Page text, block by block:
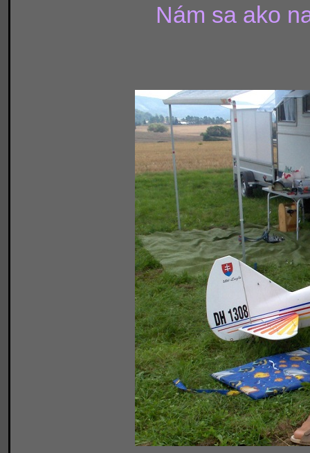
Nám sa ako